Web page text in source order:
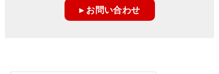
▸ お問い合わせ